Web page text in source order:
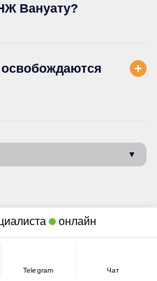
Вануату?
освобождаются
ВОПРОС
вместе.
онлайн
Telegram Чат